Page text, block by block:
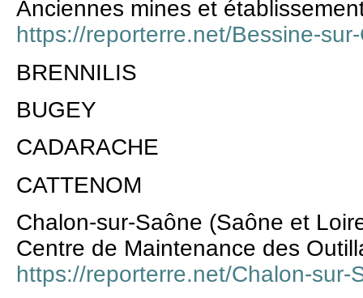
Anciennes mines et
https://reporterre.net/Bessine-
BRENNILIS
BUGEY
CADARACHE
CATTENOM
Chalon-sur-Saône (Saône et
Centre de Maintenance des
https://reporterre.net/Chalon-sur-